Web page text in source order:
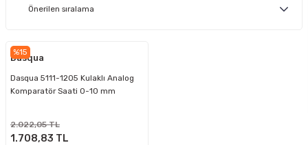
%15
Dasqua
Dasqua 5111-1205 Kulaklı Analog
Komparatör Saati 0-10 mm
2.022,05 TL
1.708,83 TL